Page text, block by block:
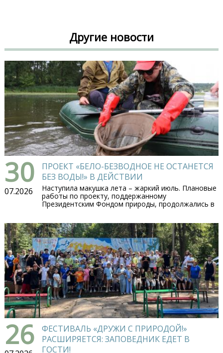
Другие новости
30
07.2026
ПРОЕКТ «БЕЛО-БЕЗВОДНОЕ НЕ ОСТАНЕТСЯ
БЕЗ ВОДЫ!» В ДЕЙСТВИИ
Наступила макушка лета – жаркий июль. Плановые
работы по проекту, поддержанному
Президентским Фондом природы, продолжались в
26
ФЕСТИВАЛЬ «ДРУЖИ С ПРИРОДОЙ!»
РАСШИРЯЕТСЯ: ЗАПОВЕДНИК ЕДЕТ В
ГОСТИ!